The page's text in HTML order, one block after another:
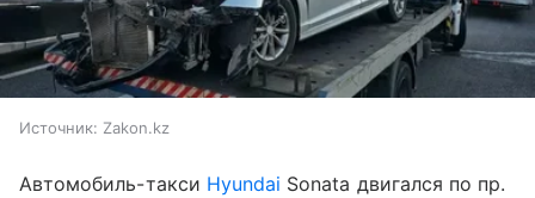
Источник: Zakon.kz
Автомобиль-такси Hyundai Sonata двигался по пр.